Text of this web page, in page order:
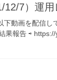
7）運用
動画を配信し
果報告 ⇨